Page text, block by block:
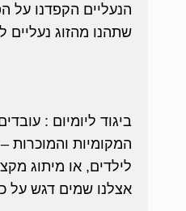
הנעליים הקפדנו על
שתהנו מהזוג נעליים
ביגוד ליומיום :
המקומיות והמוכרות
לילדים, או מיתוג
אצלנו שמים דגש על